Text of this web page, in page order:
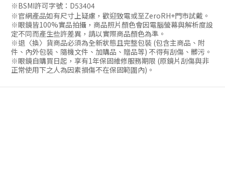
※BSMI許可字號：D53404
※官網產品如有尺寸上疑慮，歡迎致電或至ZeroRH+門市試戴。
※眼鏡皆100%實品拍攝，商品照片顏色會因電腦螢幕與解析度設
定不同而產生些許差異，請以實際商品顏色為準。
※退〈換〉貨商品必須為全新狀態且完整包裝 (包含主商品、附
件、內外包裝、隨機文件、加購品、贈品等) 不得有刮傷、髒污。
※眼鏡自購買日起，享有1年保固維修服務期限 (原鏡片刮傷與非
正常使用下之人為因素損傷不在保固範圍內)。